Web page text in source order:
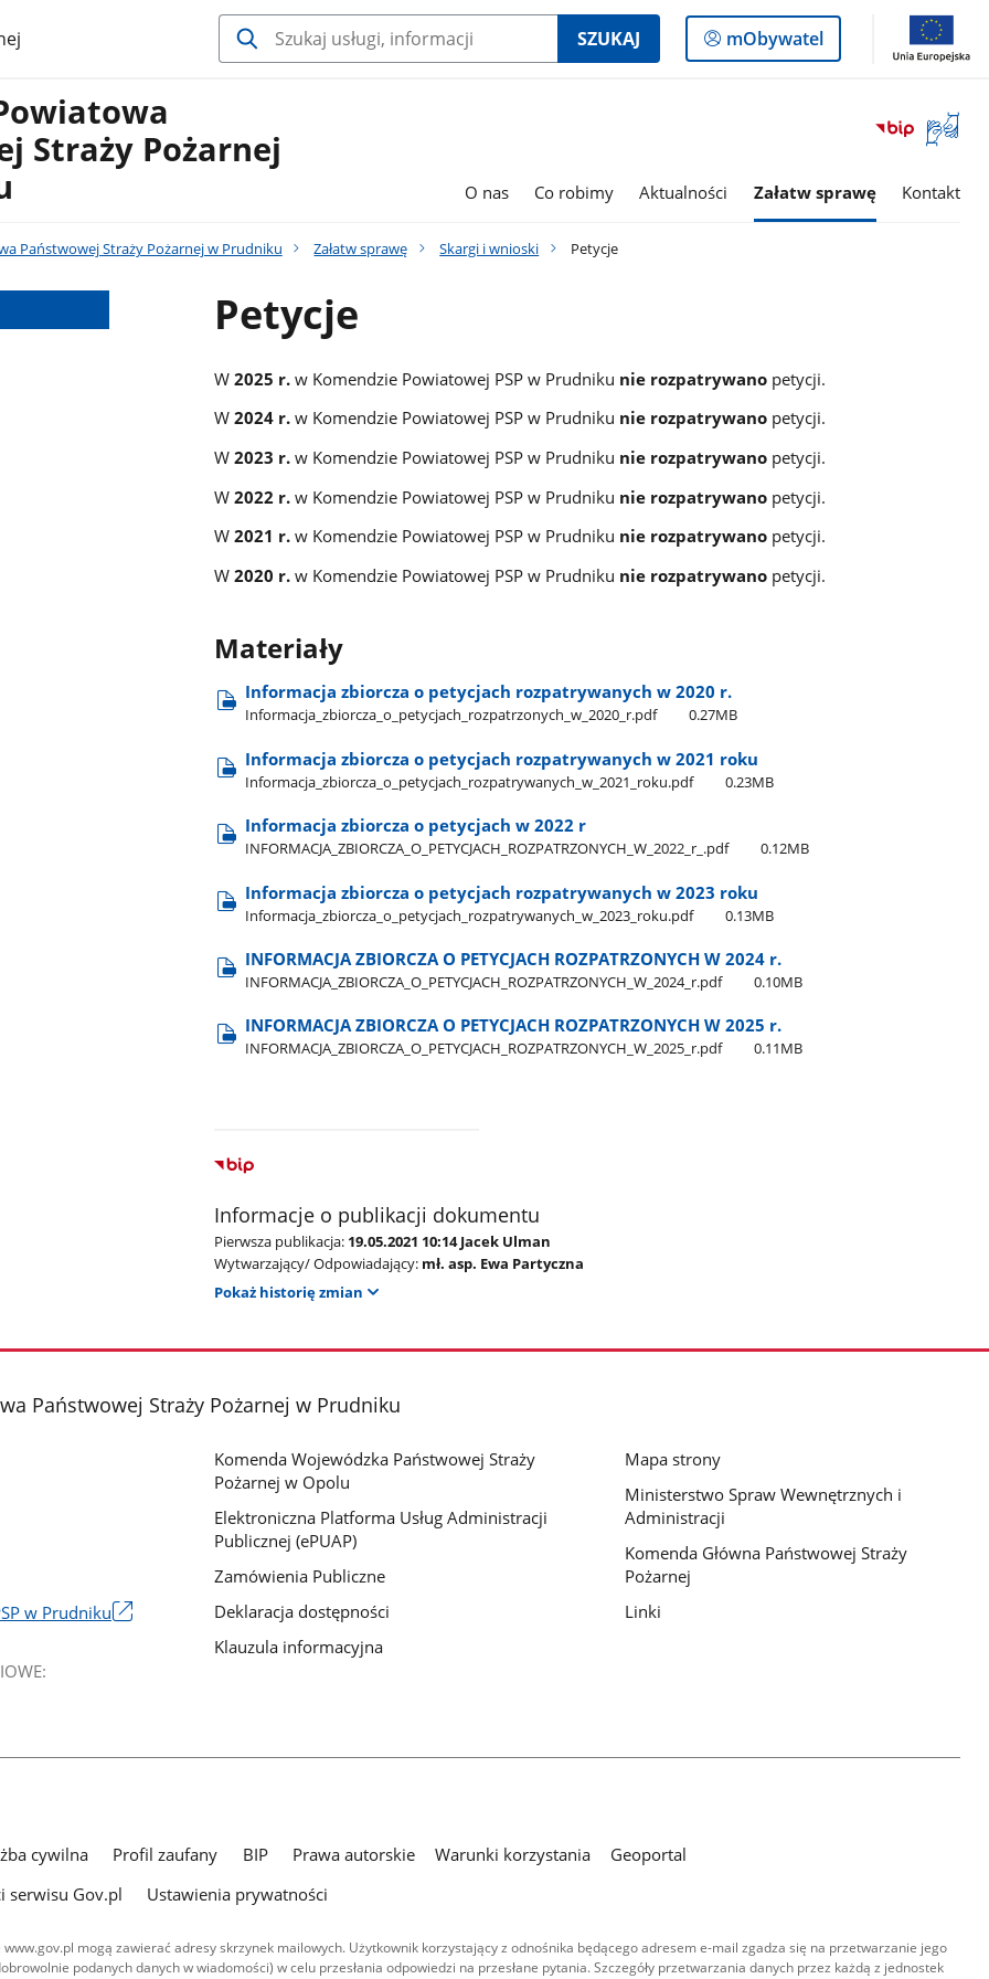
SZUKAJ
Logowanie
do
mObywatel
Otwórz
okno
Straży Pożarnej
O nas Co robimy Aktualności Załatw sprawę Kontakt
Państwowej Straży Pożarnej w Prudniku Załatw sprawę Skargi i wnioski Petycje
Petycje
W2025 r. w Komendzie Powiatowej PSP w Prudniku nie rozpatrywano petycji.
W2024 r. w Komendzie Powiatowej PSP w Prudniku nie rozpatrywano petycji.
W2023 r. w Komendzie Powiatowej PSP w Prudniku nie rozpatrywano petycji.
W2022 r. w Komendzie Powiatowej PSP w Prudniku nie rozpatrywano petycji.
W2021 r. w Komendzie Powiatowej PSP w Prudniku nie rozpatrywano petycji.
W2020 r. w Komendzie Powiatowej PSP w Prudniku nie rozpatrywano petycji.
Materiały
Informacja zbiorcza o petycjach rozpatrywanych w 2020 r.
Informacja​_zbiorcza​_o​_petycjach​_rozpatrzonych​_w​_2020​_r.pdf 0.27MB
Informacja zbiorcza o petycjach rozpatrywanych w 2021 roku
Informacja​_zbiorcza​_o​_petycjach​_rozpatrywanych​_w​_2021​_roku.pdf 0.23MB
Informacja zbiorcza o petycjach w 2022 r
INFORMACJA​_ZBIORCZA​_O​_PETYCJACH​_ROZPATRZONYCH​_W​_2022​_r​_.pdf 0.12MB
Informacja zbiorcza o petycjach rozpatrywanych w 2023 roku
Informacja​_zbiorcza​_o​_petycjach​_rozpatrywanych​_w​_2023​_roku.pdf 0.13MB
INFORMACJA ZBIORCZA O PETYCJACH ROZPATRZONYCH W 2024 r.
INFORMACJA​_ZBIORCZA​_O​_PETYCJACH​_ROZPATRZONYCH​_W​_2024​_r.pdf 0.10MB
INFORMACJA ZBIORCZA O PETYCJACH ROZPATRZONYCH W 2025 r.
INFORMACJA​_ZBIORCZA​_O​_PETYCJACH​_ROZPATRZONYCH​_W​_2025​_r.pdf 0.11MB
Informacje o publikacji dokumentu
Pierwsza publikacja: 19.05.2021 10:14 Jacek Ulman
Wytwarzający/ Odpowiadający: mł. asp. Ewa Partyczna
Pokaż historię zmian
Państwowej Straży Pożarnej w Prudniku
w Prudniku
Komenda Wojewódzka Państwowej Straży
Pożarnej w Opolu
Elektroniczna Platforma Usług Administracji
Publicznej (ePUAP)
Zamówienia Publiczne
Deklaracja dostępności
Klauzula informacyjna
Mapa strony
Ministerstwo Spraw Wewnętrznych i
Administracji
Komenda Główna Państwowej Straży
Pożarnej
Linki
cywilna Profil zaufany BIP Prawa autorskie Warunki korzystania
Geoportal
serwisu Gov.pl
Ustawienia prywatności
mogą zawierać adresy skrzynek mailowych. Użytkownik korzystający z odnośnika będącego adresem e-mail zgadza się na przetwarzanie jego
podanych danych w wiadomości) w celu przesłania odpowiedzi na przesłane pytania. Szczegóły przetwarzania danych przez każdą z jednostek